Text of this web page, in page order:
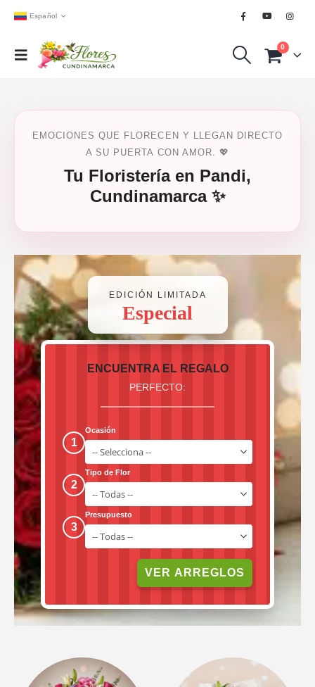
Español
0
EMOCIONES QUE FLORECEN Y LLEGAN DIRECTO
A SU PUERTA CON AMOR. 💖
Tu Floristería en Pandi,
Cundinamarca ✨
EDICIÓN LIMITADA
Especial
ENCUENTRA EL REGALO
PERFECTO:
1
Ocasión
2
Tipo de Flor
3
Presupuesto
VER ARREGLOS